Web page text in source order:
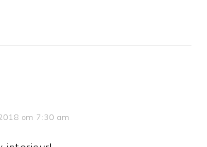
om 7:30 am